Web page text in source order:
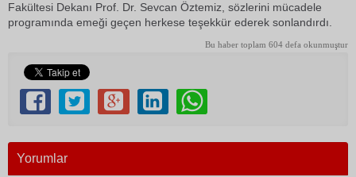
Fakültesi Dekanı Prof. Dr. Sevcan Öztemiz, sözlerini mücadele
programında emeği geçen herkese teşekkür ederek sonlandırdı.
Bu haber toplam 604 defa okunmuştur
Yorumlar